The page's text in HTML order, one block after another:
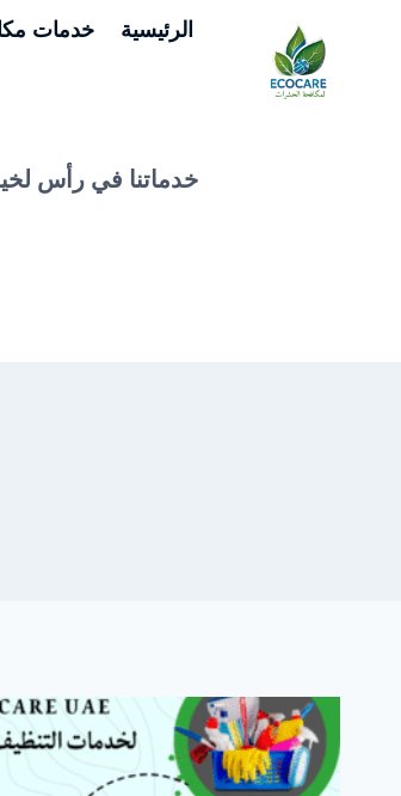
المحتوى
الرئيسية خدمات
خدماتنا في رأس